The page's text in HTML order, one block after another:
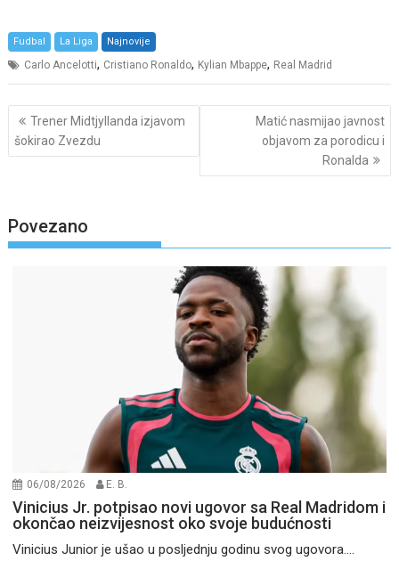
Fudbal La Liga Najnovije
Carlo Ancelotti, Cristiano Ronaldo, Kylian Mbappe, Real Madrid
Post
navigation
Trener Midtjyllanda izjavom
šokirao Zvezdu
Matić nasmijao javnost
objavom za porodicu i
Ronalda
Povezano
06/08/2026 E. B.
Vinicius Jr. potpisao novi ugovor sa Real Madridom i
okončao neizvijesnost oko svoje budućnosti
Vinicius Junior je ušao u posljednju godinu svog ugovora....